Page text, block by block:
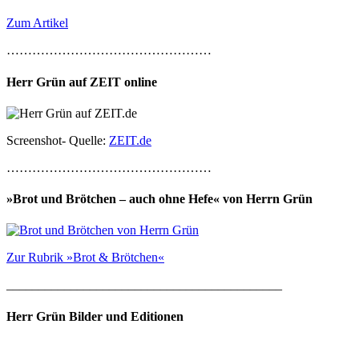
Zum Artikel
…………………………………………
Herr Grün auf ZEIT online
Screenshot- Quelle: ZEIT.de
…………………………………………
»Brot und Brötchen – auch ohne Hefe« von Herrn Grün
Zur Rubrik »Brot & Brötchen«
Herr Grün Bilder und Editionen